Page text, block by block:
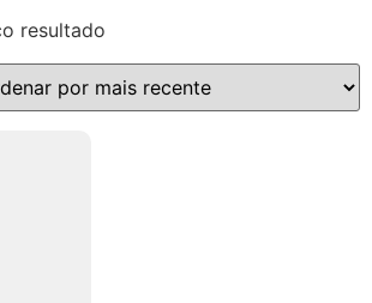
resultado